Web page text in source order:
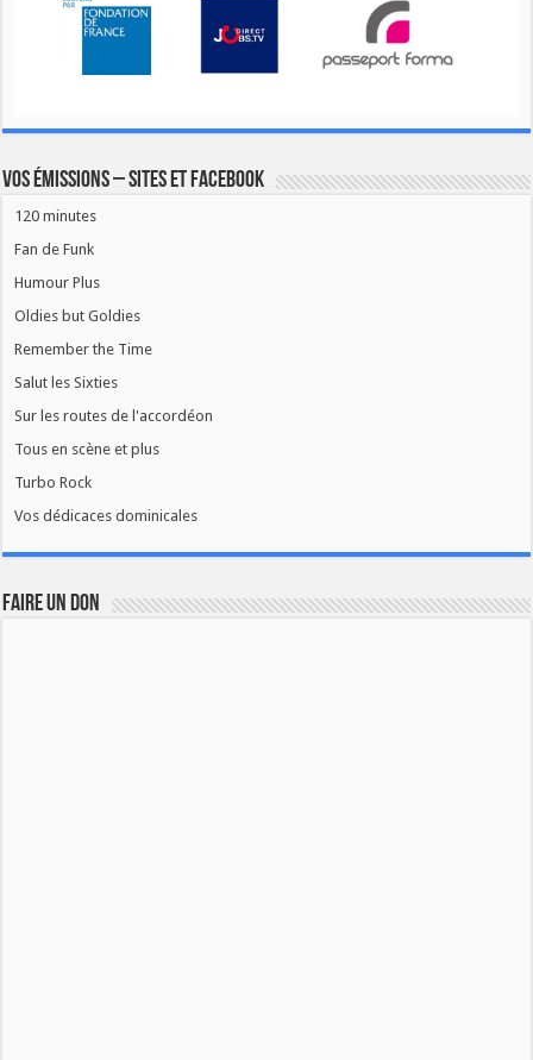
Vos émissions – Sites et Facebook
120 minutes
Fan de Funk
Humour Plus
Oldies but Goldies
Remember the Time
Salut les Sixties
Sur les routes de l'accordéon
Tous en scène et plus
Turbo Rock
Vos dédicaces dominicales
FAIRE UN DON